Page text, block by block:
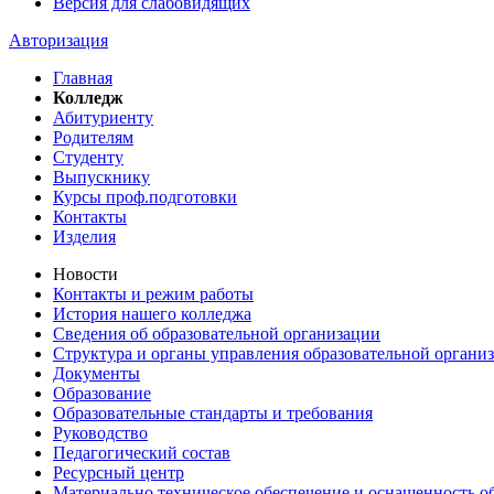
Авторизация
Главная
Колледж
Абитуриенту
Родителям
Студенту
Выпускнику
Курсы проф.подготовки
Контакты
Изделия
Новости
Контакты и режим работы
История нашего колледжа
Сведения об образовательной организации
Структура и органы управления образовательной
Документы
Образование
Образовательные стандарты и требования
Руководство
Педагогический состав
Ресурсный центр